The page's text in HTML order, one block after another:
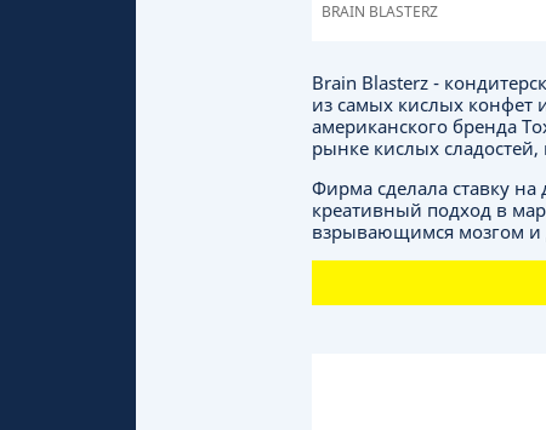
BRAIN BLASTERZ
Brain Blasterz -
из самых кислых конфет
американского бренда
рынке кислых
Фирма сделала ставку
креативный подход в
взрывающимся мозгом и